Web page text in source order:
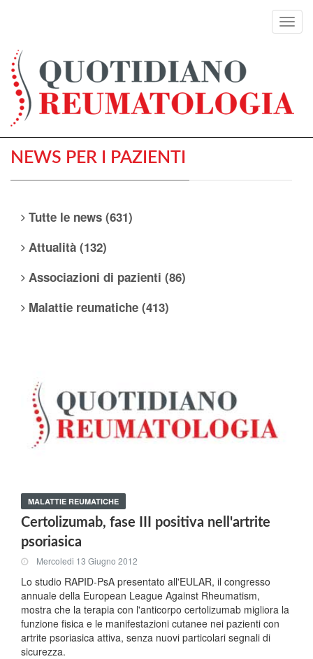
NEWS PER I PAZIENTI
Tutte le news (631)
Attualità (132)
Associazioni di pazienti (86)
Malattie reumatiche (413)
MALATTIE REUMATICHE
Certolizumab, fase III positiva nell'artrite
psoriasica
Mercoledi 13 Giugno 2012
Lo studio RAPID-PsA presentato all'EULAR, il congresso
annuale della European League Against Rheumatism,
mostra che la terapia con l'anticorpo certolizumab migliora la
funzione fisica e le manifestazioni cutanee nei pazienti con
artrite psoriasica attiva, senza nuovi particolari segnali di
sicurezza.